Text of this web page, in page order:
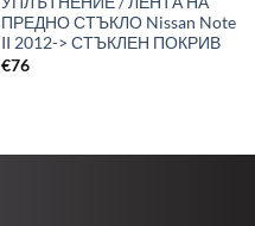
ПРЕДНО СТЪКЛО Nissan Note
II 2012-> СТЪКЛЕН ПОКРИВ
€76